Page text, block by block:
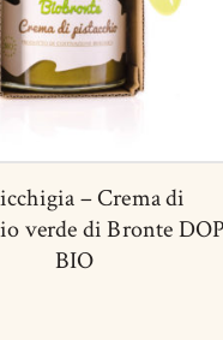
– Crema di
verde di Bronte DOP
BIO